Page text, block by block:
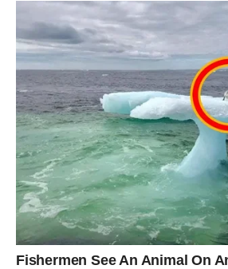
pristajete na kompromise koji guše
U ljubavi – neočekivani obrti. U
drugačiji put.
Suština promene:sloboda je vaša
RIBE – DUHOVNO
Ribe ulaze u period dubokog
budućnost donosi emotivno
i jaču intuiciju.